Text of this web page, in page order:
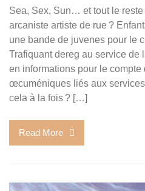
Sea, Sex, Sun… et tout le
arcaniste artiste de rue ?
une bande de juvenes pour le
Trafiquant dereg au service de
en informations pour le compte
œcuméniques liés aux
cela à la fois ? […]
Read More